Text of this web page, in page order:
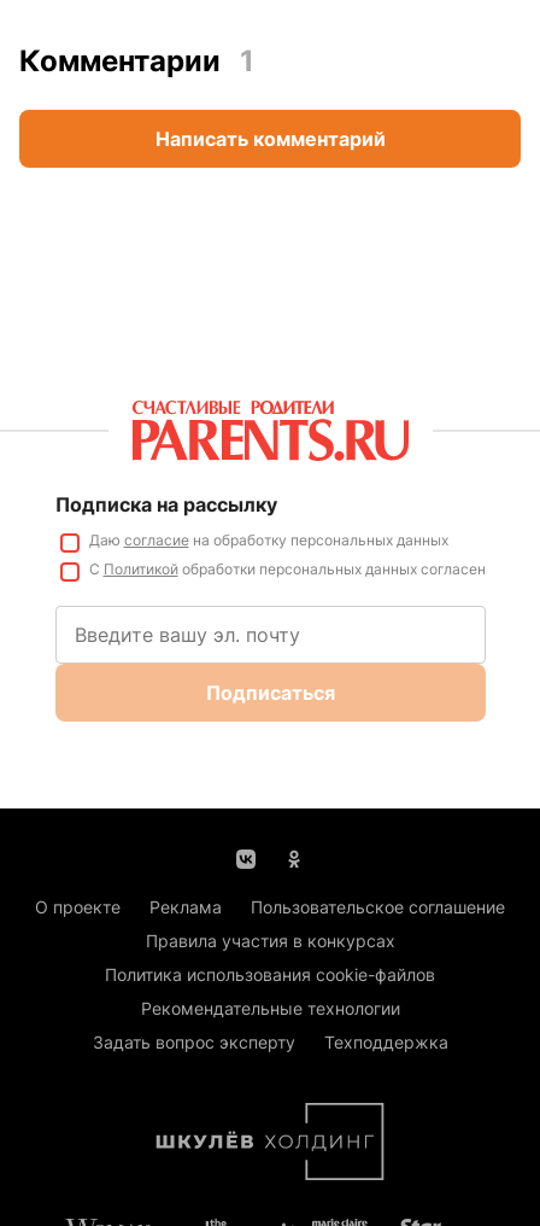
Комментарии 1
Написать комментарий
Подписка на рассылку
Даю согласиена обработку персональных данных
С Политикойобработки персональных данных согласен
Подписаться
О проекте Реклама
Пользовательское соглашение
Правила участия в конкурсах
Политика использования cookie-файлов
Рекомендательные технологии
Задать вопрос эксперту
Техподдержка